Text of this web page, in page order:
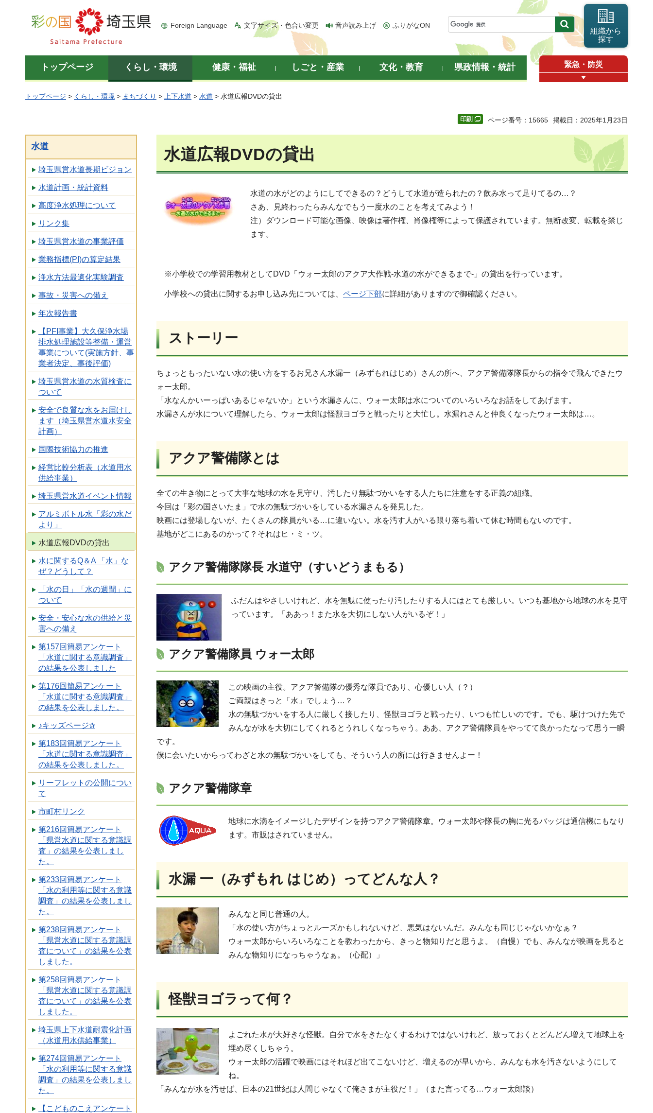
彩の国 埼玉県
Foreign Language 文字サイズ・色合い変更 音声読み上げ ふりがなON
組織から
探す
トップページ くらし・環境 健康・福祉 しごと・産業 文化・教育 県政情報・統計 緊急・防災
トップページ > くらし・環境 > まちづくり > 上下水道 > 水道 > 水道広報DVDの貸出
ページ番号：15665 掲載日：2025年1月23日
水道
埼玉県営水道長期ビジョン
水道計画・統計資料
高度浄水処理について
リンク集
埼玉県営水道の事業評価
業務指標(PI)の算定結果
浄水方法最適化実験調査
事故・災害への備え
年次報告書
【PFI事業】大久保浄水場
排水処理施設等整備・運営
事業について(実施方針、事
業者決定、事後評価)
埼玉県営水道の水質検査に
ついて
安全で良質な水をお届けし
ます（埼玉県営水道水安全
計画）
国際技術協力の推進
経営比較分析表（水道用水
供給事業）
埼玉県営水道イベント情報
アルミボトル水「彩の水だ
より」
水道広報DVDの貸出
水に関するQ＆A 「水」な
ぜ？どうして？
「水の日」「水の週間」に
ついて
安全・安心な水の供給と災
害への備え
第157回簡易アンケート
「水道に関する意識調査」
の結果を公表しました
第176回簡易アンケート
「水道に関する意識調査」
の結果を公表しました。
♪キッズページ✰
第183回簡易アンケート
「水道に関する意識調査」
の結果を公表しました。
リーフレットの公開につい
て
市町村リンク
第216回簡易アンケート
「県営水道に関する意識調
査」の結果を公表しまし
た。
第233回簡易アンケート
「水の利用等に関する意識
調査」の結果を公表しまし
た。
第238回簡易アンケート
「県営水道に関する意識調
査について」の結果を公表
しました。
第258回簡易アンケート
「県営水道に関する意識調
査について」の結果を公表
しました。
埼玉県上下水道耐震化計画
（水道用水供給事業）
第274回簡易アンケート
「水の利用等に関する意識
調査」の結果を公表しまし
た。
【こどものこえアンケート
水道広報DVDの貸出
水道の水がどのようにしてできるの？どうして水道が造られたの？飲み水って足りてるの…？
さあ、見終わったらみんなでもう一度水のことを考えてみよう！
注）ダウンロード可能な画像、映像は著作権、肖像権等によって保護されています。無断改変、転載を禁じ
ます。
※小学校での学習用教材としてDVD「ウォー太郎のアクア大作戦-水道の水ができるまで-」の貸出を行っています。
小学校への貸出に関するお申し込み先については、 ページ下部に詳細がありますので御確認ください。
ストーリー
ちょっともったいない水の使い方をするお兄さん水漏一（みずもれはじめ）さんの所へ、アクア警備隊隊長からの指令で飛んできたウ
ォー太郎。
「水なんかいーっぱいあるじゃないか」という水漏さんに、ウォー太郎は水についてのいろいろなお話をしてあげます。
水漏さんが水について理解したら、ウォー太郎は怪獣ヨゴラと戦ったりと大忙し。水漏れさんと仲良くなったウォー太郎は…。
アクア警備隊とは
全ての生き物にとって大事な地球の水を見守り、汚したり無駄づかいをする人たちに注意をする正義の組織。
今回は「彩の国さいたま」で水の無駄づかいをしている水漏さんを発見した。
映画には登場しないが、たくさんの隊員がいる…に違いない。水を汚す人がいる限り落ち着いて休む時間もないのです。
基地がどこにあるのかって？それはヒ・ミ・ツ。
アクア警備隊隊長 水道守（すいどうまもる）
ふだんはやさしいけれど、水を無駄に使ったり汚したりする人にはとても厳しい。いつも基地から地球の水を見守
っています。「ああっ！また水を大切にしない人がいるぞ！」
アクア警備隊員 ウォー太郎
この映画の主役。アクア警備隊の優秀な隊員であり、心優しい人（？）
ご両親はきっと「水」でしょう…？
水の無駄づかいをする人に厳しく接したり、怪獣ヨゴラと戦ったり、いつも忙しいのです。でも、駆けつけた先で
みんなが水を大切にしてくれるとうれしくなっちゃう。ああ、アクア警備隊員をやってて良かったなって思う一瞬
です。
僕に会いたいからってわざと水の無駄づかいをしても、そういう人の所には行きませんよー！
アクア警備隊章
地球に水滴をイメージしたデザインを持つアクア警備隊章。ウォー太郎や隊長の胸に光るバッジは通信機にもなり
ます。市販はされていません。
水漏 一（みずもれ はじめ）ってどんな人？
みんなと同じ普通の人。
「水の使い方がちょっとルーズかもしれないけど、悪気はないんだ。みんなも同じじゃないかなぁ？
ウォー太郎からいろいろなことを教わったから、きっと物知りだと思うよ。（自慢）でも、みんなが映画を見ると
みんな物知りになっちゃうなぁ。（心配）」
怪獣ヨゴラって何？
よごれた水が大好きな怪獣。自分で水をきたなくするわけではないけれど、放っておくとどんどん増えて地球上を
埋め尽くしちゃう。
ウォー太郎の活躍で映画にはそれほど出てこないけど、増えるのが早いから、みんなも水を汚さないようにして
ね。
「みんなが水を汚せば、日本の21世紀は人間じゃなくて俺さまが主役だ！」（また言ってる…ウォー太郎談）